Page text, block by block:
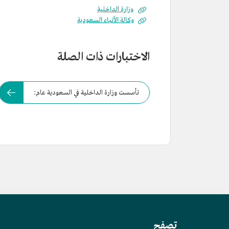
وزارة الداخلية
وكالة الأنباء السعودية
الاختبارات ذات الصلة
تأسست وزارة الداخلية في السعودية عام:
تصفح